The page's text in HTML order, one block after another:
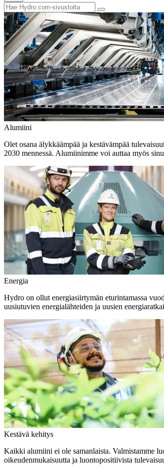
Alumiini
Olet osana älykkäämpää ja kestävämpää
2030 mennessä. Alumiinimme voi auttaa myös
Energia
Hydro on ollut energiasiirtymän eturintamassa
uusiutuvien energialähteiden ja uusien
Kestävä kehitys
Kaikki alumiini ei ole samanlaista. Valmistamme
oikeudenmukaisuutta ja luontopositiivista